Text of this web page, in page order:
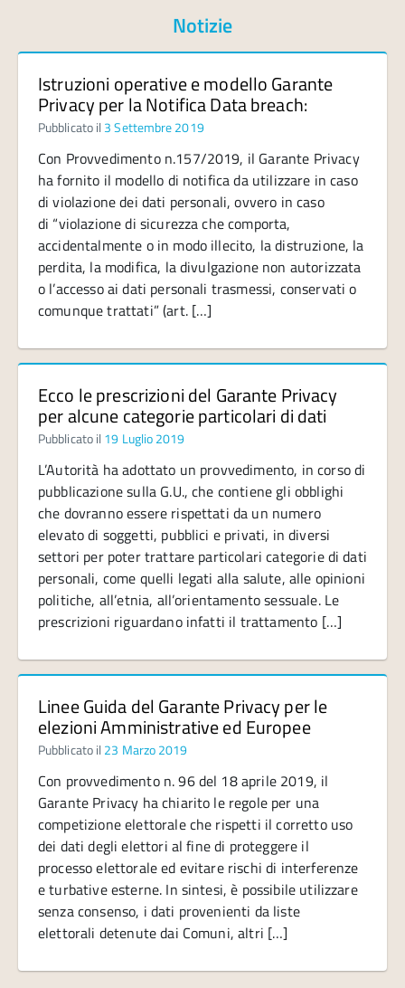
Notizie
Istruzioni operative e modello Garante
Privacy per la Notifica Data breach:
Pubblicato il 3 Settembre 2019
Con Provvedimento n.157/2019, il Garante Privacy
ha fornito il modello di notifica da utilizzare in caso
di violazione dei dati personali, ovvero in caso
di “violazione di sicurezza che comporta,
accidentalmente o in modo illecito, la distruzione, la
perdita, la modifica, la divulgazione non autorizzata
o l’accesso ai dati personali trasmessi, conservati o
comunque trattati” (art. […]
Ecco le prescrizioni del Garante Privacy
per alcune categorie particolari di dati
Pubblicato il 19 Luglio 2019
L’Autorità ha adottato un provvedimento, in corso di
pubblicazione sulla G.U., che contiene gli obblighi
che dovranno essere rispettati da un numero
elevato di soggetti, pubblici e privati, in diversi
settori per poter trattare particolari categorie di dati
personali, come quelli legati alla salute, alle opinioni
politiche, all’etnia, all’orientamento sessuale. Le
prescrizioni riguardano infatti il trattamento […]
Linee Guida del Garante Privacy per le
elezioni Amministrative ed Europee
Pubblicato il 23 Marzo 2019
Con provvedimento n. 96 del 18 aprile 2019, il
Garante Privacy ha chiarito le regole per una
competizione elettorale che rispetti il corretto uso
dei dati degli elettori al fine di proteggere il
processo elettorale ed evitare rischi di interferenze
e turbative esterne. In sintesi, è possibile utilizzare
senza consenso, i dati provenienti da liste
elettorali detenute dai Comuni, altri […]